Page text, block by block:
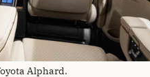
Alphard.